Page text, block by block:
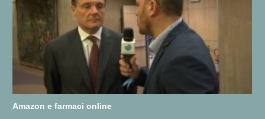
Amazon e farmaci online